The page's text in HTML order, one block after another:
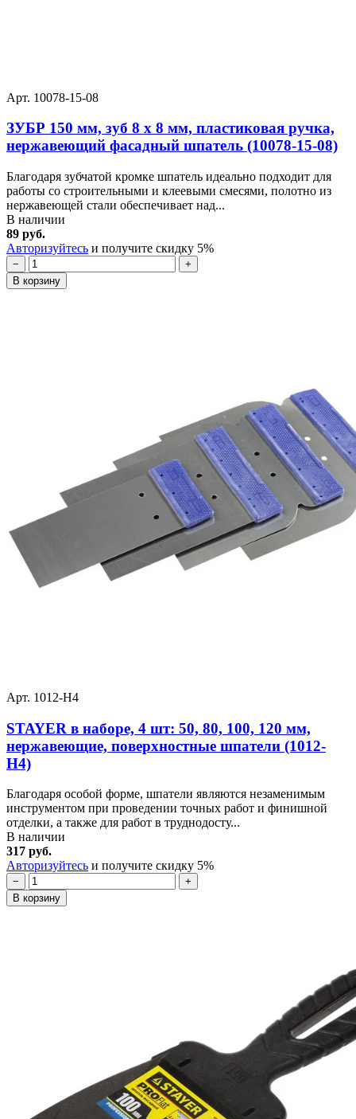
Арт. 10078-15-08
ЗУБР 150 мм, зуб 8 х 8 мм, пластиковая ручка,
нержавеющий фасадный шпатель (10078-15-08)
Благодаря зубчатой кромке шпатель идеально подходит для
работы со строительными и клеевыми смесями, полотно из
нержавеющей стали обеспечивает над...
В наличии
89 руб.
Авторизуйтесь и получите скидку 5%
−
+
В корзину
Арт. 1012-H4
STAYER в наборе, 4 шт: 50, 80, 100, 120 мм,
нержавеющие, поверхностные шпатели (1012-
H4)
Благодаря особой форме, шпатели являются незаменимым
инструментом при проведении точных работ и финишной
отделки, а также для работ в труднодосту...
В наличии
317 руб.
Авторизуйтесь и получите скидку 5%
−
+
В корзину